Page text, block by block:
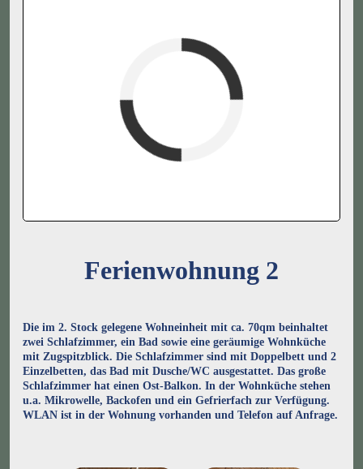
verfügbar (Anreise)
Ferienwohnung 2
Die im 2. Stock gelegene Wohneinheit mit ca. 70qm beinhaltet
zwei Schlafzimmer, ein Bad sowie eine geräumige Wohnküche
mit Zugspitzblick. Die Schlafzimmer sind mit Doppelbett und 2
Einzelbetten, das Bad mit Dusche/WC ausgestattet. Das große
Schlafzimmer hat einen Ost-Balkon. In der Wohnküche stehen
u.a. Mikrowelle, Backofen und ein Gefrierfach zur Verfügung.
WLAN ist in der Wohnung vorhanden und Telefon auf Anfrage.